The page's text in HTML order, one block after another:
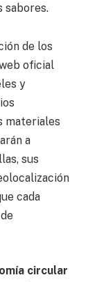
sabores.
de los
oficial
y
materiales
a
sus
cada
circular